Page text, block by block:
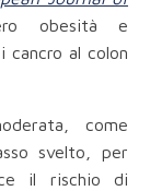
obesità e
cancro al colon
come
svelto, per
il rischio di